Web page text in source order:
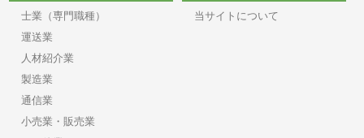
士業（専門職種）
運送業
人材紹介業
製造業
通信業
小売業・販売業
当サイトについて